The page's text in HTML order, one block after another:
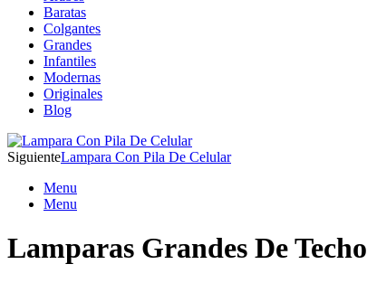
Baratas
Colgantes
Grandes
Infantiles
Modernas
Originales
Blog
SiguienteLampara Con Pila De Celular
Menu
Menu
Lamparas Grandes De Techo